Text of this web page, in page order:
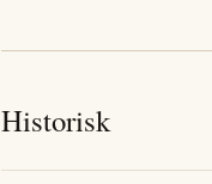
Historisk